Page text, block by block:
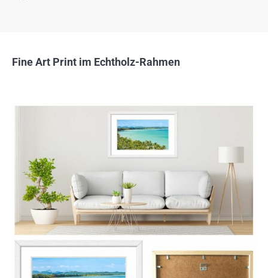
Fine Art Print im Echtholz-Rahmen